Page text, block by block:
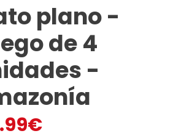
plano -
de 4
-
€